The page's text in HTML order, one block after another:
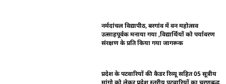
नर्मदांचल विद्यापीठ, बरगांव में वन महोत्सव
उत्साहपूर्वक मनाया गया ,विद्यार्थियों को पर्यावरण
संरक्षण के प्रति किया गया जागरूक
प्रदेश के पटवारियों की कैडर रिव्यू सहित 05 सूत्रीय
मांगो को लेकर प्रदेश स्तरीय पटवारियों का चरणबद्ध